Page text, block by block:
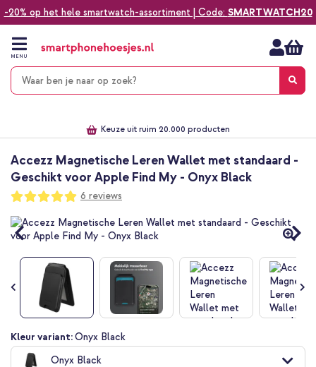
-20% op het hele smartwatch-assortiment | Code: SMARTWATCH20
naar
inhoud
MENU
Keuze uit ruim 20.000 producten
Accezz Magnetische Leren Wallet met standaard -
Geschikt voor Apple Find My - Onyx Black
Waardering:
100
100
6 reviews
Ga
naar
einde
de
afbeeldingen-
gallerij
Ga
naar
Kleur variant:Onyx Black
Onyx Black